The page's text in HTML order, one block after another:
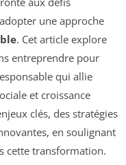
une approche
. Cet article explore
entreprendre pour
qui allie
et croissance
clés, des stratégies
en soulignant
cette transformation.